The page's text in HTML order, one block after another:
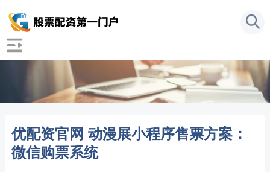
优配资官网 动漫展小程序售票方案：
微信购票系统